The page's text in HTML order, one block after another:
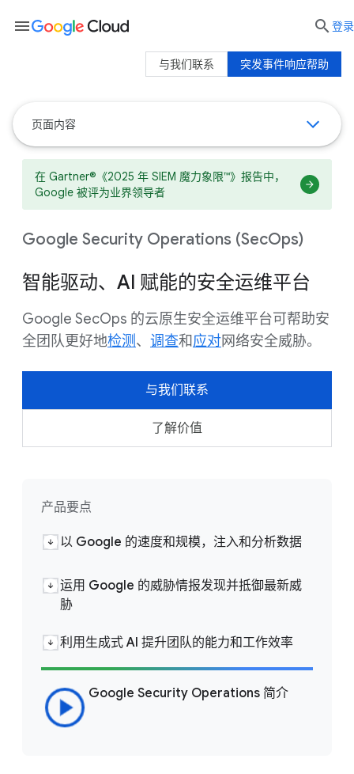
页面内容
在 Gartner®《2025 年 SIEM 魔力象限™》报告中，
Google 被评为业界领导者
Google Security Operations (SecOps)
智能驱动、AI 赋能的安全运维平台
Google SecOps 的云原生安全运维平台可帮助安
全团队更好地检测、 调查和应对网络安全威胁。
与我们联系
了解价值
产品要点
以 Google 的速度和规模，注入和分析数据
运用 Google 的威胁情报发现并抵御最新威
胁
利用生成式 AI 提升团队的能力和工作效率
Google Security Operations 简介
menu  登录
突发事件响应帮助
与我们联系